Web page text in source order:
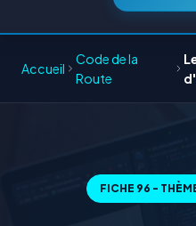
Accueil
Code de la
Route
FICHE 96 -